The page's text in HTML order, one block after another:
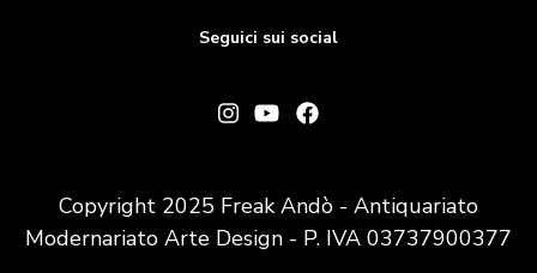
Seguici sui social
Copyright 2025 Freak Andò - Antiquariato
Modernariato Arte Design - P. IVA 03737900377